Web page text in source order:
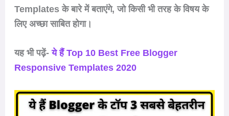
Templates के बारे में बताएंगे, जो किसी भी तरह के विषय के
लिए अच्छा साबित होगा।
यह भी पढ़ें-ये हैं Top 10 Best Free Blogger
Responsive Templates 2020